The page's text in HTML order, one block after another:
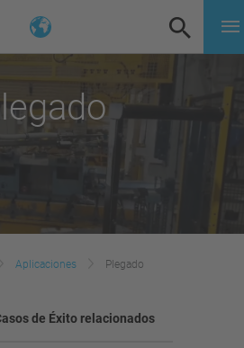
Aplicaciones Plegado
de Éxito relacionados